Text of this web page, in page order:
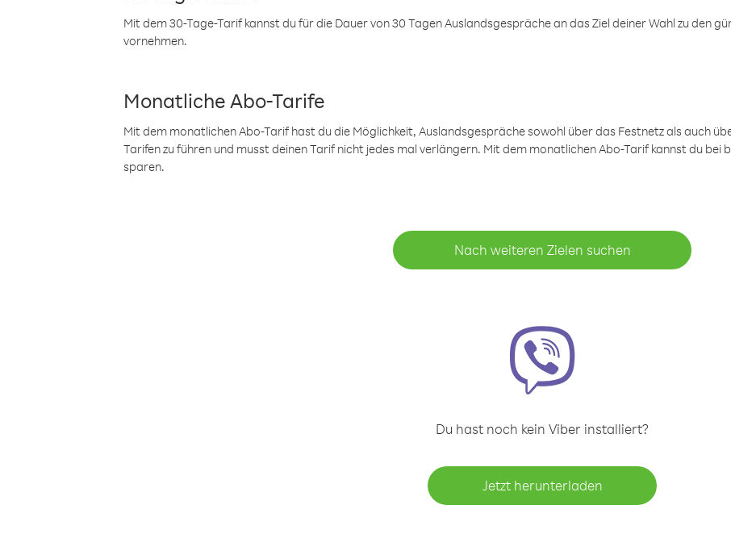
Mit dem 30-Tage-Tarif kannst du für die Dauer von 30 Tagen Auslandsgespräche an das Ziel deiner Wahl zu den
vornehmen.
Monatliche Abo-Tarife
Mit dem monatlichen Abo-Tarif hast du die Möglichkeit, Auslandsgespräche sowohl über das Festnetz als auch
Tarifen zu führen und musst deinen Tarif nicht jedes mal verlängern. Mit dem monatlichen Abo-Tarif kannst du bei
sparen.
Nach weiteren Zielen suchen
Du hast noch kein Viber installiert?
Jetzt herunterladen